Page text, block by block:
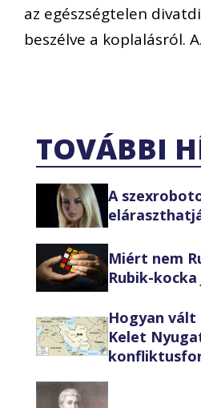
az egészségtelen
beszélve a koplalásról.
TOVÁBBI
A
Miért nem
Rubik-kocka
Hogyan vált
Kelet